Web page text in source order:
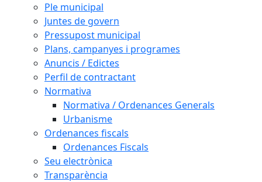
Ple municipal
Juntes de govern
Pressupost municipal
Plans, campanyes i programes
Anuncis / Edictes
Perfil de contractant
Normativa
Normativa / Ordenances Generals
Urbanisme
Ordenances fiscals
Ordenances Fiscals
Seu electrònica
Transparència